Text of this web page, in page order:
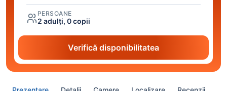
PERSOANE
2 adulți, 0 copii
Verifică disponibilitatea